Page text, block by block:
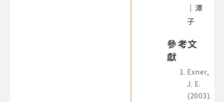
｜潭
子
參考文
獻
Exner,
J. E.
(2003).